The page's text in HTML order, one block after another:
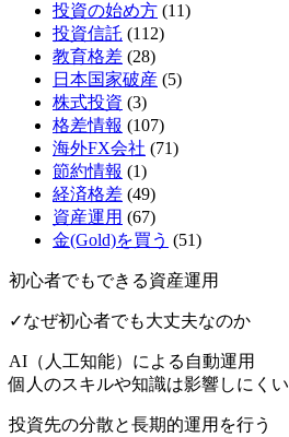
投資の始め方 (11)
投資信託 (112)
教育格差 (28)
日本国家破産 (5)
株式投資 (3)
格差情報 (107)
海外FX会社 (71)
節約情報 (1)
経済格差 (49)
資産運用 (67)
金(Gold)を買う (51)
初心者でもできる資産運用
✓なぜ初心者でも大丈夫なのか
AI（人工知能）による 自動運用
個人のスキルや知識は影響しにくい
投資先の分散と長期的運用を行う